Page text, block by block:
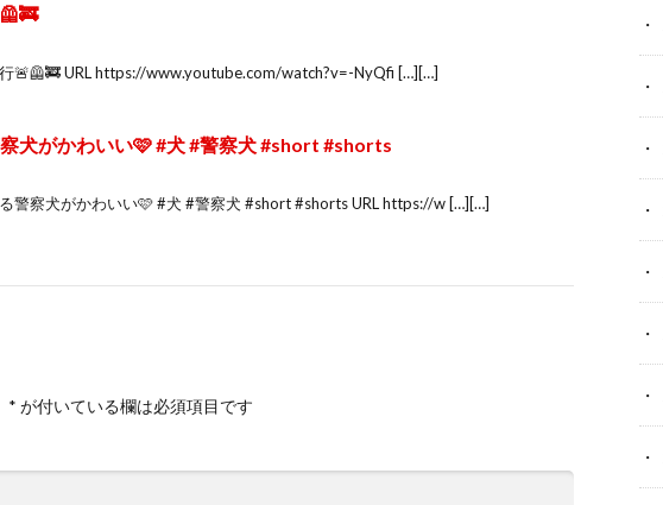
🚨🦺🚒 URL https://www.youtube.com/watch?v=-NyQfi […][…]
犬がかわいい🩷 #犬 #警察犬 #short #shorts
警察犬がかわいい🩷 #犬 #警察犬 #short #shorts URL https://w […][…]
* が付いている欄は必須項目です